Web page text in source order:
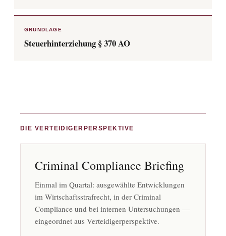
GRUNDLAGE
Steuerhinterziehung § 370 AO
DIE VERTEIDIGERPERSPEKTIVE
Criminal Compliance Briefing
Einmal im Quartal: ausgewählte Entwicklungen
im Wirtschaftsstrafrecht, in der Criminal
Compliance und bei internen Untersuchungen —
eingeordnet aus Verteidigerperspektive.